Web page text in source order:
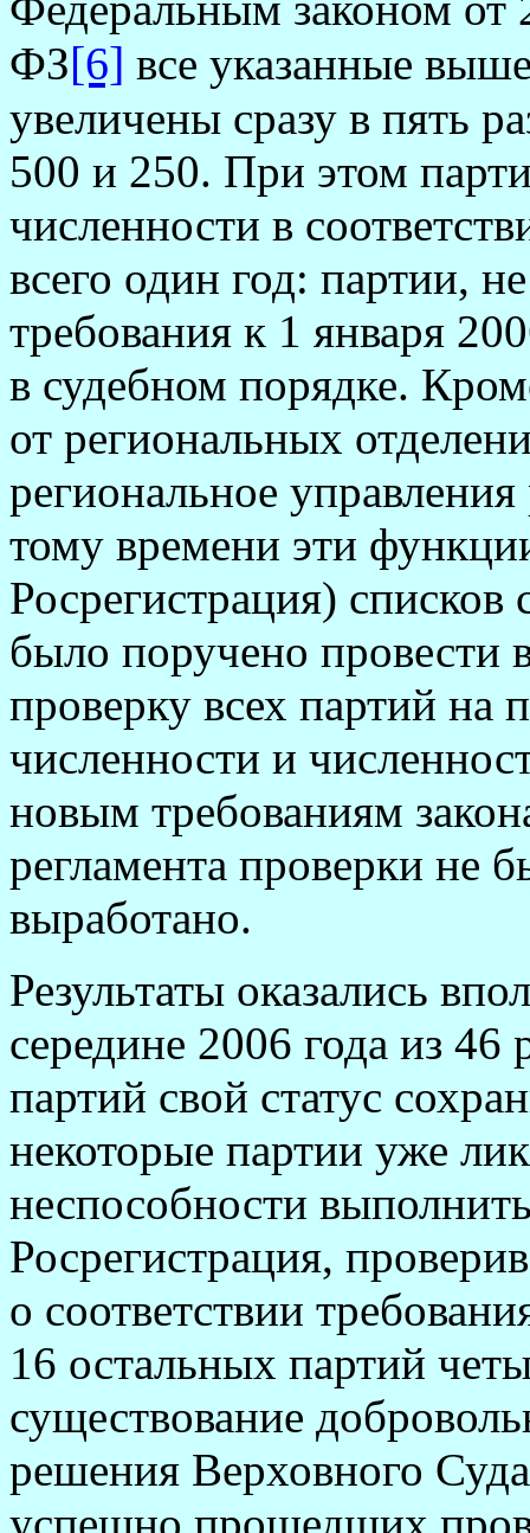
ФЗ[6] все указанные
увеличены сразу в пять
500 и 250. При этом
численности в
всего один год: партии,
требования к 1 января
в судебном порядке.
от региональных
региональное
тому времени эти
Росрегистрация) списков
было поручено провести
проверку всех партий на
численности и
новым требованиям
регламента проверки не
выработано.
Результаты оказались
середине 2006 года из 46
партий свой статус
некоторые партии уже
неспособности
Росрегистрация,
о соответствии
16 остальных партий
существование
решения Верховного
успешно прошедших